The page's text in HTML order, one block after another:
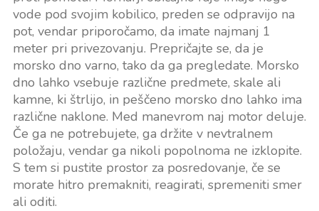
vode pod svojim kobilico, preden se odpravijo na
pot, vendar priporočamo, da imate najmanj 1
meter pri privezovanju. Prepričajte se, da je
morsko dno varno, tako da ga pregledate. Morsko
dno lahko vsebuje različne predmete, skale ali
kamne, ki štrlijo, in peščeno morsko dno lahko ima
različne naklone. Med manevrom naj motor deluje.
Če ga ne potrebujete, ga držite v nevtralnem
položaju, vendar ga nikoli popolnoma ne izklopite.
S tem si pustite prostor za posredovanje, če se
morate hitro premakniti, reagirati, spremeniti smer
ali oditi.